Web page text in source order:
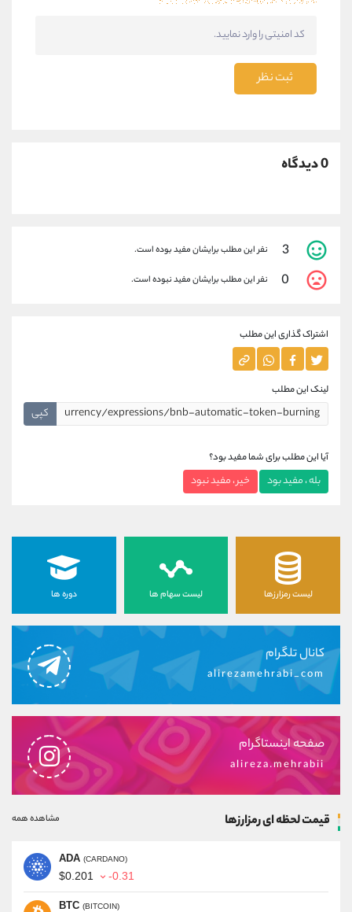
ثبت نظر
0 دیدگاه
3 نفر این مطلب برایشان مفید بوده است.
0 نفر این مطلب برایشان مفید نبوده است.
اشتراک گذاری این مطلب
لینک این مطلب
کپی
آیا این مطلب برای شما مفید بود؟
بله ، مفید بود خیر ، مفید نبود
لیست رمزارزها لیست سهام ها دوره ها
کانال تلگرام
alirezamehrabi_com
صفحه اینستاگرام
alireza.mehrabii
قیمت لحظه ای رمزارزها مشاهده همه
ADA (CARDANO)
$0.201 -0.31
BTC (BITCOIN)